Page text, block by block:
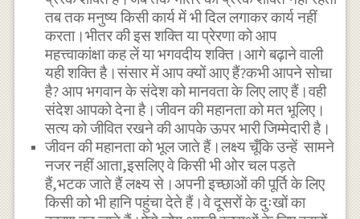
तब तक मनुष्य किसी कार्य में भी दिल लगाकर कार्य नहीं
करता।भीतर की इस शक्ति या प्रेरणा को आप
महत्त्वाकांक्षा कह लें या भगवदीय शक्ति।आगे बढ़ाने वाली
यही शक्ति है।संसार में आप क्यों आए हैं?कभी आपने सोचा
है? आप भगवान के संदेश को मानवता के लिए लाए हैं।वही
संदेश आपको देना है।जीवन की महानता को मत भूलिए।
सत्य को जीवित रखने की आपके ऊपर भारी जिम्मेदारी है।
जीवन की महानता को भूल जाते हैं।लक्ष्य चूँकि उन्हें सामने
नजर नहीं आता,इसलिए वे किसी भी ओर चल पड़ते
हैं,भटक जाते हैं लक्ष्य से।अपनी इच्छाओं की पूर्ति के लिए
किसी को भी हानि पहुंचा देते हैं।वे दूसरों के दुःखों का